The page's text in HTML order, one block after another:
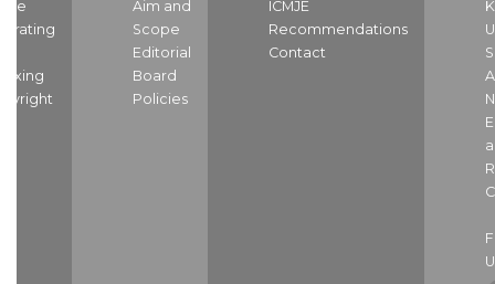
Aim and
Scope
Editorial
Board
Policies
ICMJE
Recommendations
Contact